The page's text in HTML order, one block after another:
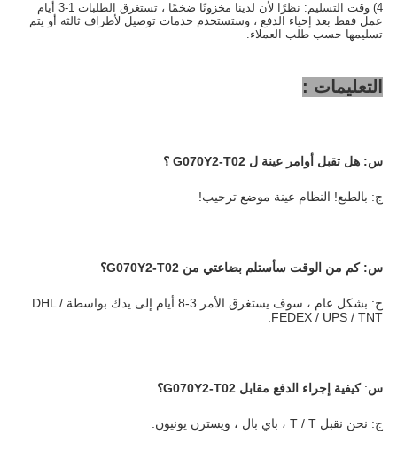
4) وقت التسليم: نظرًا لأن لدينا مخزونًا ضخمًا ، تستغرق الطلبات 1-3 أيام
عمل فقط بعد إحياء الدفع ، وستستخدم خدمات توصيل لأطراف ثالثة أو يتم
تسليمها حسب طلب العملاء.
التعليمات :
س: هل تقبل أوامر عينة ل G070Y2-T02 ؟
ج: بالطبع! النظام عينة موضع ترحيب!
س: كم من الوقت سأستلم بضاعتي من G070Y2-T02؟
ج: بشكل عام ، سوف يستغرق الأمر 3-8 أيام إلى يدك بواسطة DHL /
FEDEX / UPS / TNT.
س:كيفية إجراء الدفع مقابل G070Y2-T02؟
ج: نحن نقبل T / T ، باي بال ، ويسترن يونيون.